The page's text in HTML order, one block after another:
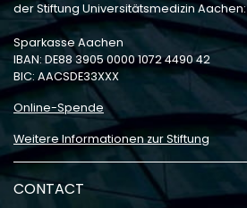
der Stiftung Universitätsmedizin Aachen:
Sparkasse Aachen
IBAN: DE88 3905 0000 1072 4490 42
BIC: AACSDE33XXX
Online-Spende
Weitere Informationen zur Stiftung
CONTACT